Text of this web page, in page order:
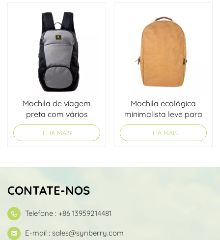
Mochila de viagem
preta com vários
bolsos e grande
capacidade
LEIA MAIS
Mochila ecológica
minimalista leve para
viagem
LEIA MAIS
CONTATE-NOS
Telefone : +86 13959214481
E-mail : sales@synberry.com